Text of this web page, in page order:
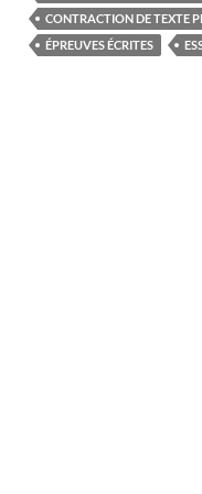
CONTRACTION DE TEXTE
ÉPREUVES ÉCRITES